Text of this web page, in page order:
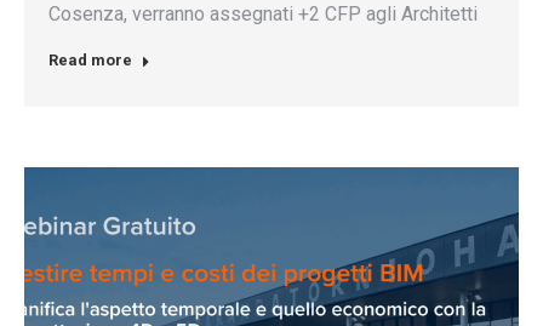
Cosenza, verranno assegnati +2 CFP agli Architetti
Read more